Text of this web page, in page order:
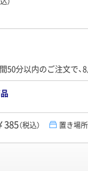
50分以内のご注文で、8
385（税込） 置き場